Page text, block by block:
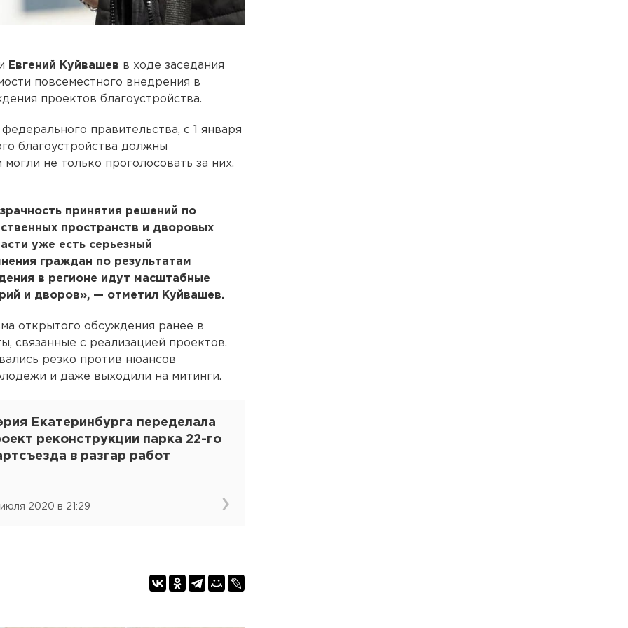
Евгений Куйвашев в ходе заседания
повсеместного внедрения в
проектов благоустройства.
правительства, с 1 января
благоустройства должны
не только проголосовать за них,
принятия решений по
пространств и дворовых
уже есть серьезный
граждан по результатам
в регионе идут масштабные
и дворов», — отметил Куйвашев.
открытого обсуждения ранее в
связанные с реализацией проектов.
резко против нюансов
и даже выходили на митинги.
Екатеринбурга переделала
реконструкции парка 22-го
в разгар работ
2020 в 21:29